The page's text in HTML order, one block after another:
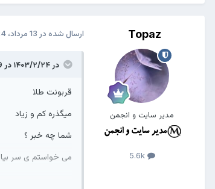
Topaz
مدیر سایت و انجمن
5.6k
ارسال شده در 13 مرداد، 2024
در ۱۴۰۳/۲/۲۴ در 05:29،
قربونت طلا
میگذره کم و زیاد
شما چه خبر ؟
می خواستم ی سر